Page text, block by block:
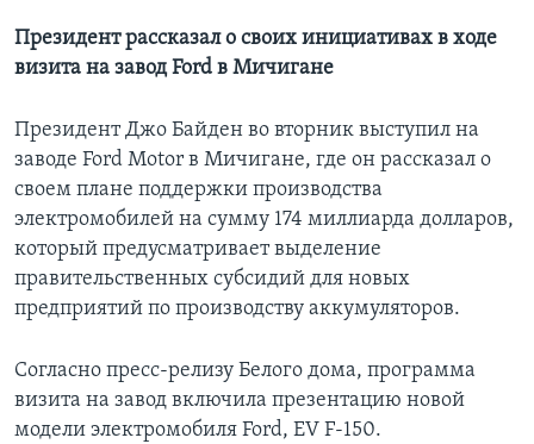
Президент рассказал о своих инициативах в ходе
визита на завод Ford в Мичигане
Президент Джо Байден во вторник выступил на
заводе Ford Motor в Мичигане, где он рассказал о
своем плане поддержки производства
электромобилей на сумму 174 миллиарда долларов,
который предусматривает выделение
правительственных субсидий для новых
предприятий по производству аккумуляторов.
Согласно пресс-релизу Белого дома, программа
визита на завод включила презентацию новой
модели электромобиля Ford, EV F-150.